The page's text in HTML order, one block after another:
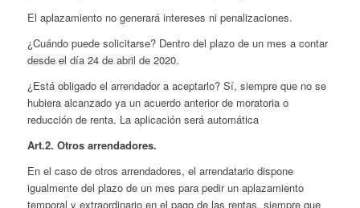
El aplazamiento no generará intereses ni penalizaciones.
¿Cuándo puede solicitarse? Dentro del plazo de un mes a contar
desde el día 24 de abril de 2020.
¿Está obligado el arrendador a aceptarlo? Sí, siempre que no se
hubiera alcanzado ya un acuerdo anterior de moratoria o
reducción de renta. La aplicación será automática
Art.2. Otros arrendadores.
En el caso de otros arrendadores, el arrendatario dispone
igualmente del plazo de un mes para pedir un aplazamiento
temporal y extraordinario en el pago de las rentas, siempre que